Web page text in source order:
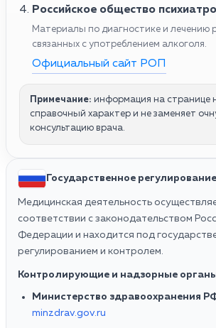
Российское общество
Материалы по диагностике и лечению
связанных с употреблением алкоголя.
Официальный сайт РОП
Примечание: информация на странице
справочный характер и не заменяет
консультацию врача.
Государственное регулирование
Медицинская деятельность
соответствии с законодательством
Федерации и находится под
регулированием и контролем.
Контролирующие и надзорные
Министерство здравоохранения
minzdrav.gov.ru